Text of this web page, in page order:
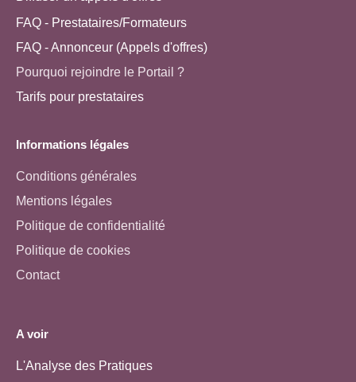
FAQ - Prestataires/Formateurs
FAQ - Annonceur (Appels d'offres)
Pourquoi rejoindre le Portail ?
Tarifs pour prestataires
Informations légales
Conditions générales
Mentions légales
Politique de confidentialité
Politique de cookies
Contact
A voir
L'Analyse des Pratiques